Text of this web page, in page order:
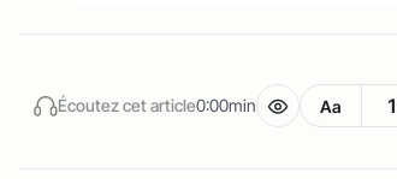
Écoutez cet article0:00min Aa